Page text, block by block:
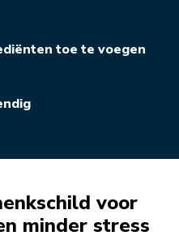
toe te voegen
voor
minder stress